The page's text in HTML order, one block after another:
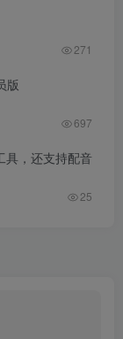
271
版
697
具，还支持配音
25